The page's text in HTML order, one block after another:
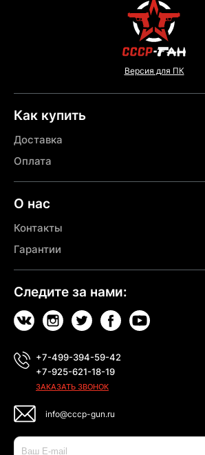
Версия для ПК
Как купить
Доставка
Оплата
О нас
Контакты
Гарантии
Следите за нами:
+7-499-394-59-42
+7-925-621-18-19
ЗАКАЗАТЬ ЗВОНОК
info@cccp-gun.ru